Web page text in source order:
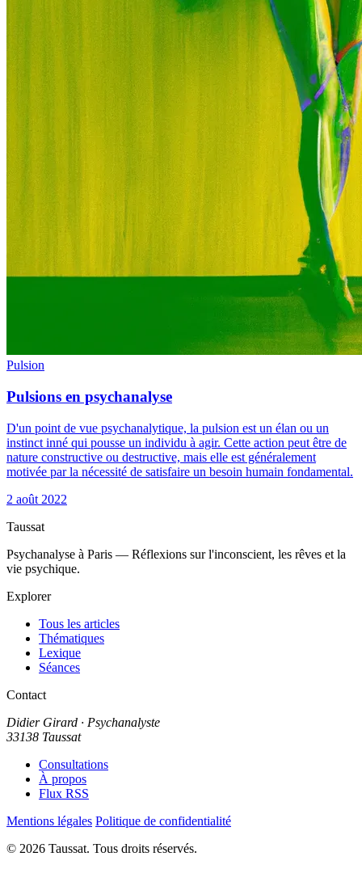
Pulsion
Pulsions en psychanalyse
D'un point de vue psychanalytique, la pulsion est un élan ou un
instinct inné qui pousse un individu à agir. Cette action peut être de
nature constructive ou destructive, mais elle est généralement
motivée par la nécessité de satisfaire un besoin humain fondamental.
2 août 2022
Taussat
Psychanalyse à Paris — Réflexions sur l'inconscient, les rêves et la
vie psychique.
Explorer
Tous les articles
Thématiques
Lexique
Séances
Contact
Didier Girard · Psychanalyste
33138 Taussat
Consultations
À propos
Flux RSS
Mentions légales Politique de confidentialité
© 2026 Taussat. Tous droits réservés.